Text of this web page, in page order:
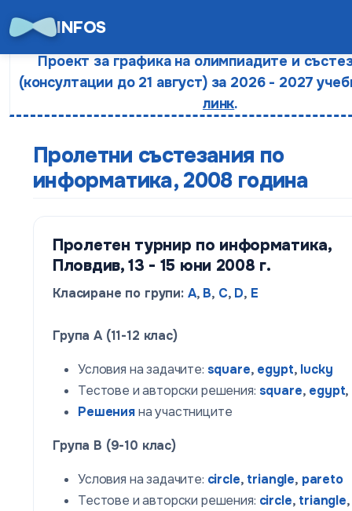
INFOS
Проект за графика на олимпиадите и
(консултации до 21 август) за 2026 - 2027
линк.
Пролетни състезания по
информатика, 2008 година
Пролетен турнир по информатика,
Пловдив, 13 - 15 юни 2008 г.
Класиране по групи: A, B, C, D, E
Група A (11-12 клас)
Условия на задачите: square, egypt, lucky
Тестове и авторски решения: square, egypt,
Решенияна участниците
Група B (9-10 клас)
Условия на задачите: circle, triangle, pareto
Тестове и авторски решения: circle, triangle,